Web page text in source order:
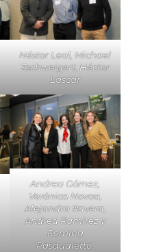
Néstor Leal, Michael
Zschweigert, Héctor
Lascar
Andrea Gómez,
Verónica Novoa,
Alejandra Ravera,
Andrea Ramírez y
Romina
Pasqualetto.